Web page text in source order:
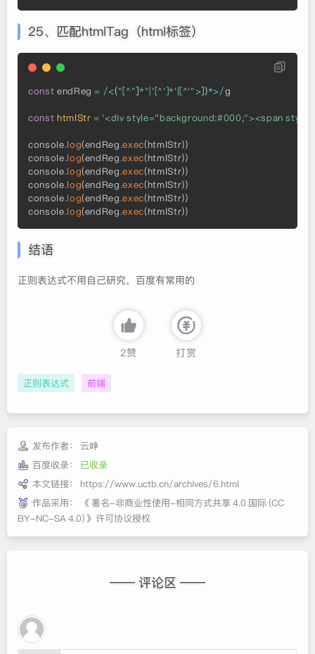
25、匹配htmlTag（html标签）
const endReg = /<("[^"]*"|'[^']*'|[^'">])*>/g
const htmlStr = '<div style="background:#000;"><span
console.log(endReg.exec(htmlStr))
console.log(endReg.exec(htmlStr))
console.log(endReg.exec(htmlStr))
console.log(endReg.exec(htmlStr))
console.log(endReg.exec(htmlStr))
console.log(endReg.exec(htmlStr))
结语
正则表达式不用自己研究，百度有常用的
2赞 打赏
正则表达式 前端
发布作者：
云峥
百度收录：
已收录
本文链接：
https://www.uctb.cn/archives/6.html
作品采用：
《 署名-非商业性使用-相同方式共享 4.0 国际 (CC
BY-NC-SA 4.0) 》许可协议授权
—— 评论区 ——